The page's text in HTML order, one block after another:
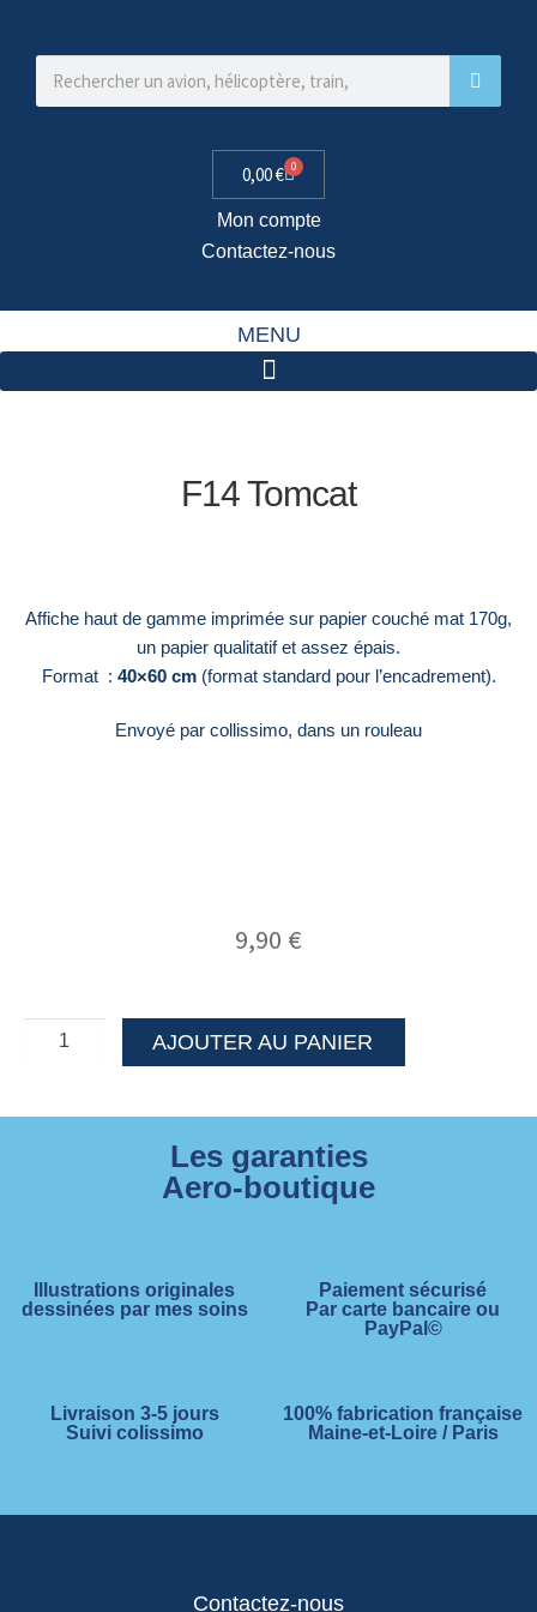
0,00€ 0
Mon compte
Contactez-nous
MENU
F14 Tomcat
Affiche haut de gamme imprimée sur papier couché mat 170g,
un papier qualitatif et assez épais.
Format : 40×60 cm(format standard pour l’encadrement).
Envoyé par collissimo, dans un rouleau
9,90 €
AJOUTER AU PANIER
Les garanties
Aero-boutique
Illustrations originales
dessinées par mes soins
Paiement sécurisé
Par carte bancaire ou
PayPal©
Livraison 3-5 jours
Suivi colissimo
100% fabrication française
Maine-et-Loire / Paris
Contactez-nous